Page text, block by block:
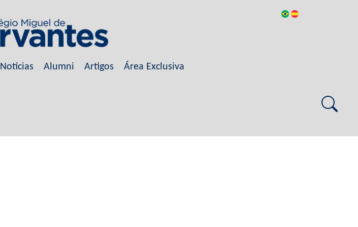
Notícias Alumni Artigos Área Exclusiva